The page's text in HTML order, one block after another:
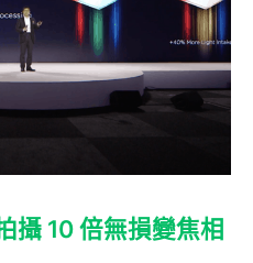
攝 10 倍無損變焦相